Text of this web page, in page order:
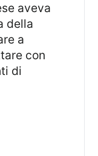
aveva
della
a
con
di